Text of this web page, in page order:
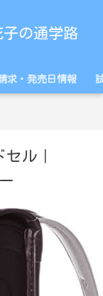
求・発売日情報
ル｜